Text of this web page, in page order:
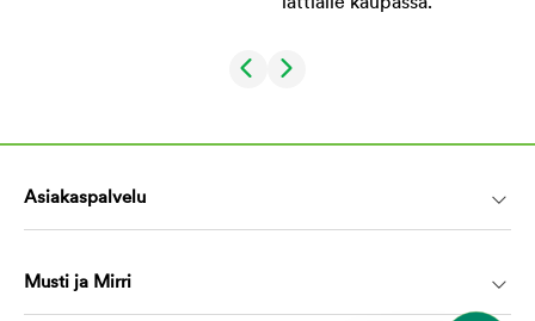
Asiakaspalvelu
Musti ja Mirri